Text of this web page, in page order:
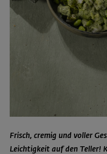
Frisch, cremig und voller
Leichtigkeit auf den Teller!